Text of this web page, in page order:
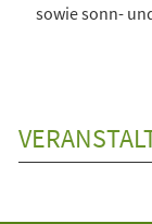
sowie sonn-